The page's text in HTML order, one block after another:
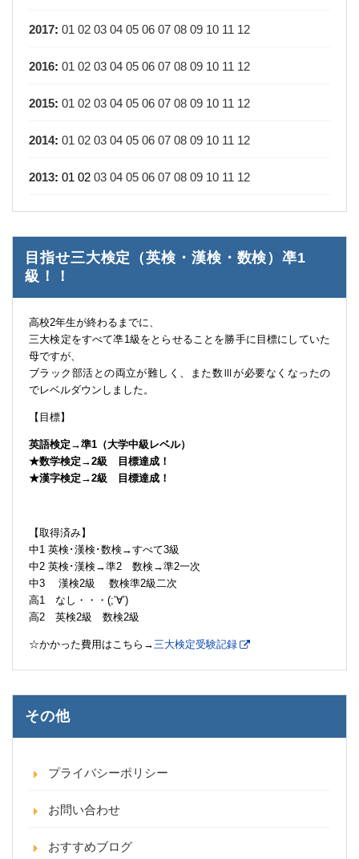
2017: 01 02 03 04 05 06 07 08 09 10 11 12
2016: 01 02 03 04 05 06 07 08 09 10 11 12
2015: 01 02 03 04 05 06 07 08 09 10 11 12
2014: 01 02 03 04 05 06 07 08 09 10 11 12
2013: 01 02 03 04 05 06 07 08 09 10 11 12
目指せ三大検定（英検・漢検・数検）凖1
級！！
高校2年生が終わるまでに、
三大検定をすべて凖1級をとらせることを勝手に目標にしていた
母ですが、
ブラック部活との両立が難しく、また数Ⅲが必要なくなったの
でレベルダウンしました。
【目標】
英語検定→準1（大学中級レベル）
★数学検定→2級 目標達成！
★漢字検定→2級 目標達成！
【取得済み】
中1 英検･漢検･数検→すべて3級
中2 英検･漢検→準2 数検→準2一次
中3 漢検2級 数検準2級二次
高1 なし・・・(;’∀’)
高2 英検2級 数検2級
☆かかった費用はこちら→ 三大検定受験記録
その他
プライバシーポリシー
お問い合わせ
おすすめブログ